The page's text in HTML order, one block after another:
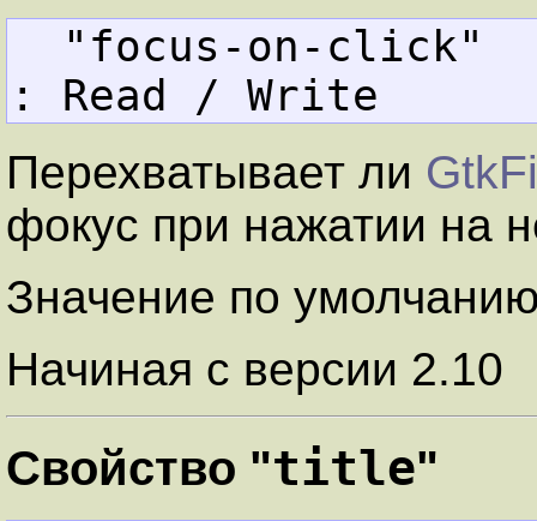
"focus-on-
: Read / Write
Перехватывает ли
фокус при нажатии на
Значение по
Начиная с версии 2.10
Свойство "title"